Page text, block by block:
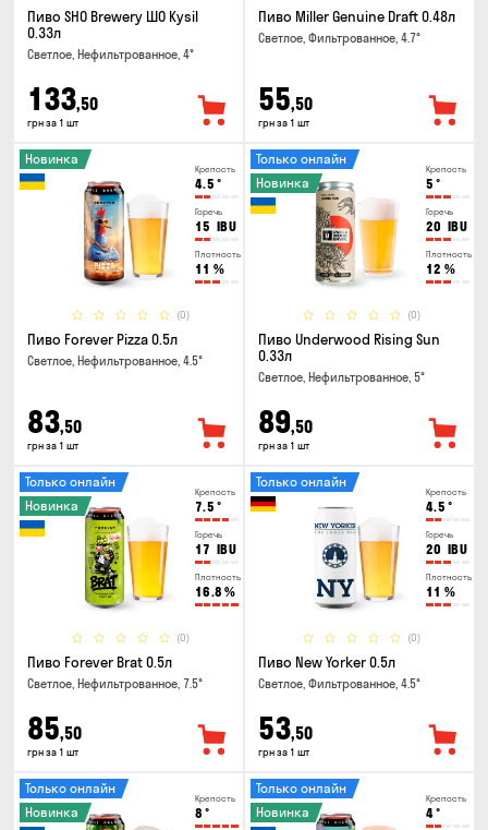
Пиво SHO Brewery ШО Kysil
0.33л
Светлое, Нефильтрованное, 4°
133,50
грн за 1 шт
Пиво Miller Genuine Draft 0.48л
Светлое, Фильтрованное, 4.7°
55,50
грн за 1 шт
Крепость
4.5 °
Горечь
15 IBU
Плотность
11 %
(0)
Новинка
Пиво Forever Pizza 0.5л
Светлое, Нефильтрованное, 4.5°
83,50
грн за 1 шт
Крепость
5 °
Горечь
20 IBU
Плотность
12 %
(0)
Только онлайн
Новинка
Пиво Underwood Rising Sun
0.33л
Светлое, Нефильтрованное, 5°
89,50
грн за 1 шт
Крепость
7.5 °
Горечь
17 IBU
Плотность
16.8 %
(0)
Только онлайн
Новинка
Пиво Forever Brat 0.5л
Светлое, Нефильтрованное, 7.5°
85,50
грн за 1 шт
Крепость
4.5 °
Горечь
20 IBU
Плотность
11 %
(0)
Только онлайн
Пиво New Yorker 0.5л
Светлое, Фильтрованное, 4.5°
53,50
грн за 1 шт
Крепость
8 °
Только онлайн
Новинка
Крепость
4°
Только онлайн
Новинка